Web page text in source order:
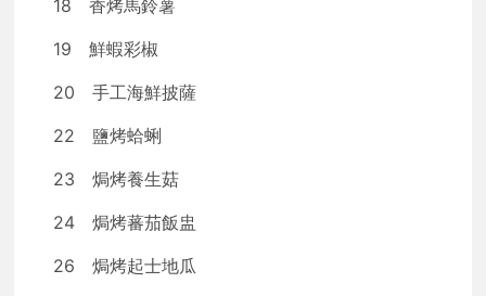
18 香烤馬鈴薯
19 鮮蝦彩椒
20 手工海鮮披薩
22 鹽烤蛤蜊
23 焗烤養生菇
24 焗烤蕃茄飯盅
26 焗烤起士地瓜